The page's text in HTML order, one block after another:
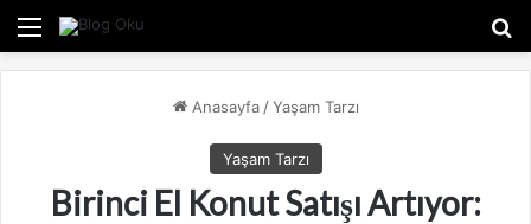
Menü
Anasayfa / Yaşam Tarzı
Yaşam Tarzı
Birinci El Konut Satışı Artıyor: